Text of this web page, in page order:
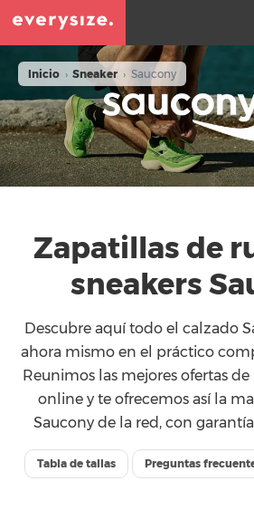
Inicio › Sneaker › Saucony
Zapatillas de
sneakers
Descubre aquí todo el calzado
ahora mismo en el práctico
Reunimos las mejores ofertas
online y te ofrecemos así la
Saucony de la red, con
Tabla de tallas Preguntas